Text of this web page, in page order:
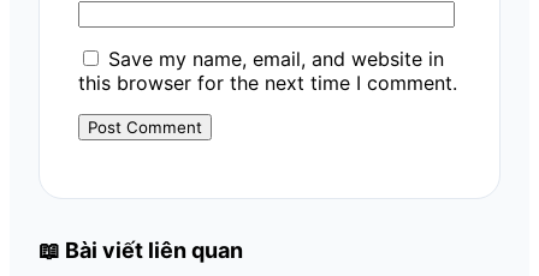
Save my name, email, and website in
this browser for the next time I comment.
📖 Bài viết liên quan